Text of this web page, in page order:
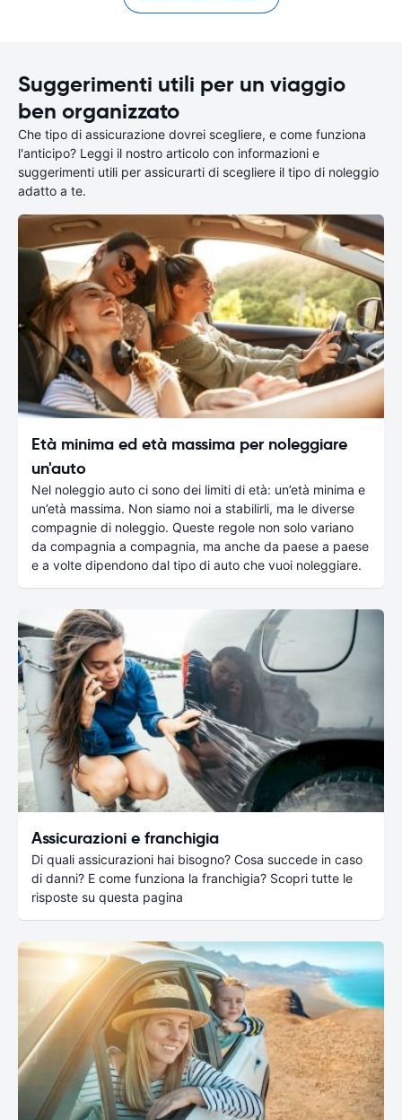
Suggerimenti utili per un viaggio
ben organizzato
Che tipo di assicurazione dovrei scegliere, e come funziona
l'anticipo? Leggi il nostro articolo con informazioni e
suggerimenti utili per assicurarti di scegliere il tipo di noleggio
adatto a te.
Età minima ed età massima per noleggiare
un'auto
Nel noleggio auto ci sono dei limiti di età: un’età minima e
un’età massima. Non siamo noi a stabilirli, ma le diverse
compagnie di noleggio. Queste regole non solo variano
da compagnia a compagnia, ma anche da paese a paese
e a volte dipendono dal tipo di auto che vuoi noleggiare.
Assicurazioni e franchigia
Di quali assicurazioni hai bisogno? Cosa succede in caso
di danni? E come funziona la franchigia? Scopri tutte le
risposte su questa pagina